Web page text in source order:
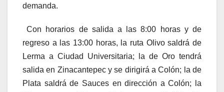
demanda.
Con horarios de salida a las 8:00 horas y de
regreso a las 13:00 horas, la ruta Olivo saldrá de
Lerma a Ciudad Universitaria; la de Oro tendrá
salida en Zinacantepec y se dirigirá a Colón; la de
Plata saldrá de Sauces en dirección a Colón; la